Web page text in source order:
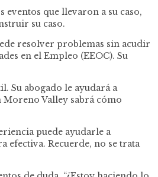
eventos que llevaron a su caso,
su caso.
resolver problemas sin acudir
en el Empleo (EEOC). Su
Su abogado le ayudará a
Valley sabrá cómo
puede ayudarle a
Recuerde, no se trata